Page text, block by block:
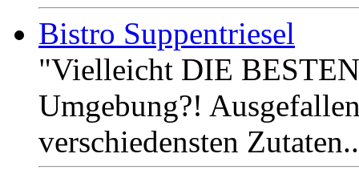
Bistro Suppentriesel
"Vielleicht DIE
Umgebung?!
verschiedensten